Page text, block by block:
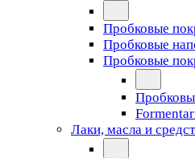
Пробковые
Пробковые
Пробковые
Лаки, масла и